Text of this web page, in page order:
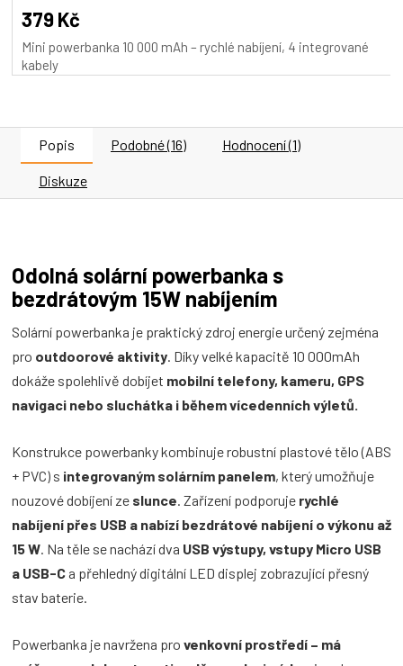
379 Kč
Mini powerbanka 10 000 mAh – rychlé nabíjení, 4 integrované
kabely
Popis Podobné (16) Hodnocení (1)
Diskuze
Odolná solární powerbanka s
bezdrátovým 15W nabíjením
Solární powerbanka je praktický zdroj energie určený zejména
pro outdoorové aktivity . Díky velké kapacitě 10 000mAh
dokáže spolehlivě dobíjet mobilní telefony, kameru, GPS
navigaci nebo sluchátka i během vícedenních výletů.
Konstrukce powerbanky kombinuje robustní plastové tělo (ABS
+ PVC) s integrovaným solárním panelem, který umožňuje
nouzové dobíjení ze slunce . Zařízení podporuje rychlé
nabíjení přes USB a nabízí bezdrátové nabíjení o výkonu až
15 W . Na těle se nachází dva USB výstupy, vstupy Micro USB
a USB-C a přehledný digitální LED displej zobrazující přesný
stav baterie.
Powerbanka je navržena pro venkovní prostředí – má